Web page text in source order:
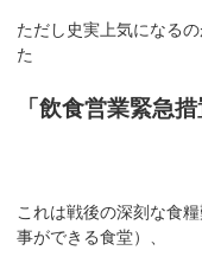
ただし史実上気になる
た
「飲食営業緊急措
これは戦後の深刻な食
事ができる食堂）、